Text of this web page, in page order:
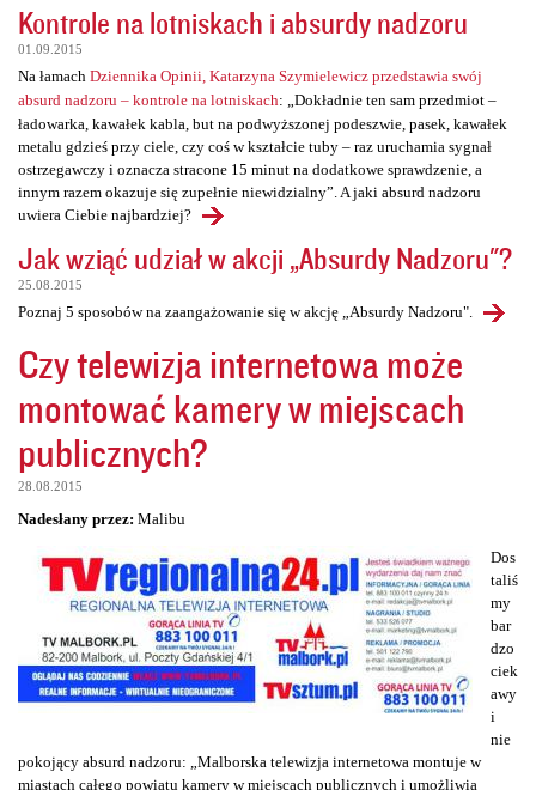
Kontrole na lotniskach i absurdy nadzoru
01.09.2015
Na łamach Dziennika Opinii, Katarzyna Szymielewicz przedstawia swój
absurd nadzoru – kontrole na lotniskach: „Dokładnie ten sam przedmiot –
ładowarka, kawałek kabla, but na podwyższonej podeszwie, pasek, kawałek
metalu gdzieś przy ciele, czy coś w kształcie tuby – raz uruchamia sygnał
ostrzegawczy i oznacza stracone 15 minut na dodatkowe sprawdzenie, a
innym razem okazuje się zupełnie niewidzialny”. A jaki absurd nadzoru
uwiera Ciebie najbardziej?
Jak wziąć udział w akcji „Absurdy Nadzoru"?
25.08.2015
Poznaj 5 sposobów na zaangażowanie się w akcję „Absurdy Nadzoru".
Czy telewizja internetowa może
montować kamery w miejscach
publicznych?
28.08.2015
Nadesłany przez: Malibu
Dos
taliś
my
bar
dzo
ciek
awy
i
nie
pokojący absurd nadzoru: „Malborska telewizja internetowa montuje w
miastach całego powiatu kamery w miejscach publicznych i umożliwia